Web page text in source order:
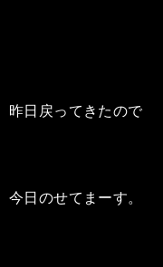
昨日戻ってきたので
今日のせてまーす。